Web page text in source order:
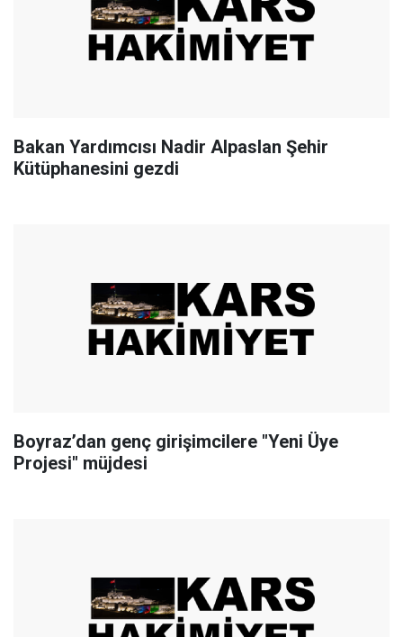
Bakan Yardımcısı Nadir Alpaslan Şehir
Kütüphanesini gezdi
Boyraz’dan genç girişimcilere "Yeni Üye
Projesi" müjdesi